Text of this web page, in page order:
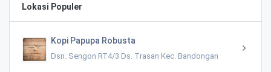
Lokasi Populer
Kopi Papupa Robusta
Dsn. Sengon RT4/3 Ds. Trasan Kec. Bandongan